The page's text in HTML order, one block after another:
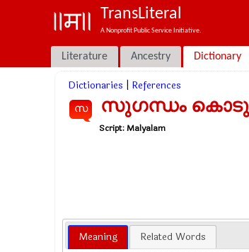
TransLiteral
A Nonprofit Public Service Initiative.
Literature Ancestry Dictionary
Dictionaries References
സ സുഗന്ധം
Script:Malyalam
Meaning Related Words